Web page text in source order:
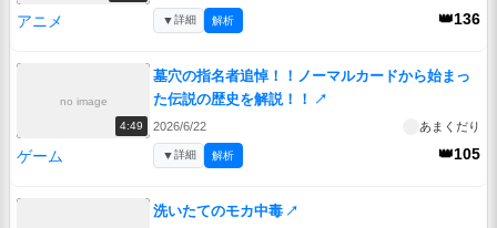
アニメ 👑136
▼詳細 解析
no image
4:49
墓穴の指名者追悼！！ノーマルカードから始まっ
た伝説の歴史を解説！！
↗
2026/6/22 あまくだり
ゲーム 👑105
▼詳細 解析
洗いたてのモカ中毒 ↗